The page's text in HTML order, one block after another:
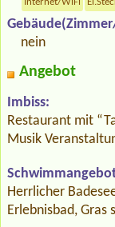
Internet/WiFi
nein
Angebot
Imbiss:
Restaurant mit
Musik
Herrlicher
Erlebnisbad, Gras